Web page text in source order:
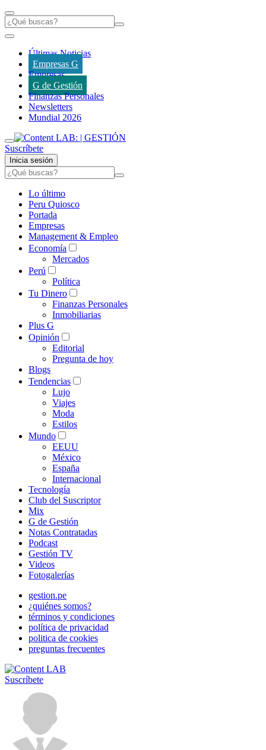
Últimas Noticias
Empresas G
Empresas
G de Gestión
Finanzas Personales
Newsletters
Mundial 2026
Suscríbete
Inicia sesión
Lo último
Peru Quiosco
Portada
Empresas
Management & Empleo
Economía
Mercados
Perú
Política
Tu Dinero
Finanzas Personales
Inmobiliarias
Plus G
Opinión
Editorial
Pregunta de hoy
Blogs
Tendencias
Lujo
Viajes
Moda
Estilos
Mundo
EEUU
México
España
Internacional
Tecnología
Club del Suscriptor
Mix
G de Gestión
Notas Contratadas
Podcast
Gestión TV
Videos
Fotogalerías
gestion.pe
¿quiénes somos?
términos y condiciones
política de privacidad
politica de cookies
preguntas frecuentes
Suscríbete